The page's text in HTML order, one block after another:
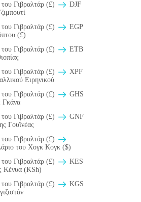
Γιβραλτάρ (£)
DJF
Γιβραλτάρ (£)
EGP
(£)
Γιβραλτάρ (£)
ETB
Γιβραλτάρ (£)
XPF
Ειρηνικού
Γιβραλτάρ (£)
GHS
Γκάνα
Γιβραλτάρ (£)
GNF
Γουϊνέας
Γιβραλτάρ (£)
του Χογκ Κογκ ($)
Γιβραλτάρ (£)
KES
Κένυα (KSh)
Γιβραλτάρ (£)
KGS